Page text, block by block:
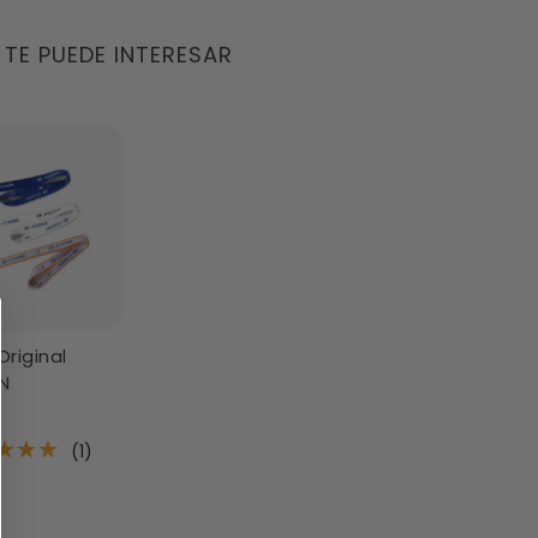
(0)
PUEDE INTERESAR
(1)